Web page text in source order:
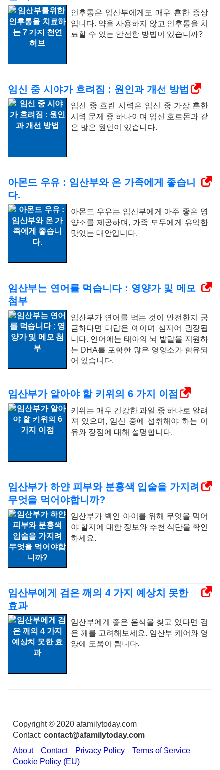
인후통은 임산부에게도 매우 흔한 증상
입니다. 약을 사용하지 않고 인후통을 치
료할 수 있는 안전한 방법이 있습니까?
임신 중 시야가 흐려짐 : 원인과 개선 방법
임신 중 흐린 시력은 임신 중 가장 흔한
시력 문제 중 하나이며 임신 호르몬과 같
은 많은 원인이 있습니다.
아몬드 우유 : 임산부와 온 가족에게 좋습니
다.
아몬드 우유는 임산부에게 아주 좋은 영
양소를 제공하며, 가족 모두에게 유익한
맛있는 대안입니다.
임산부는 연어를 먹습니다 : 영양가 및 메모
첨부
임산부가 연어를 먹는 것이 안전한지 궁
금하다면 대답은 예이며 심지어 권장됩
니다. 연어에는 태아의 뇌 발달을 지원하
는 DHA를 포함한 많은 영양소가 함유되
어 있습니다.
임산부가 알아야 할 키위의 6 가지 이점
키위는 매우 건강한 과일 중 하나로 알려
져 있으며, 임신 중에 섭취해야 하는 이
유와 장점에 대해 설명합니다.
임산부가 하얀 피부와 분홍색 입술을 가지려
무엇을 먹어야합니까?
임산부가 백인 아이를 위해 무엇을 먹어
야 할지에 대한 정보와 추천 식단을 확인
하세요.
임산부에게 검은 깨의 4 가지 예상치 못한
효과
임산부에게 좋은 음식을 찾고 있다면 검
은 깨를 고려해보세요. 임산부 케어와 영
양에 도움이 됩니다.
Copyright © 2020 afamilytoday.com
Contact: contact@afamilytoday.com
About
Contact Privacy Policy
Terms of Service
Cookie Policy (EU)